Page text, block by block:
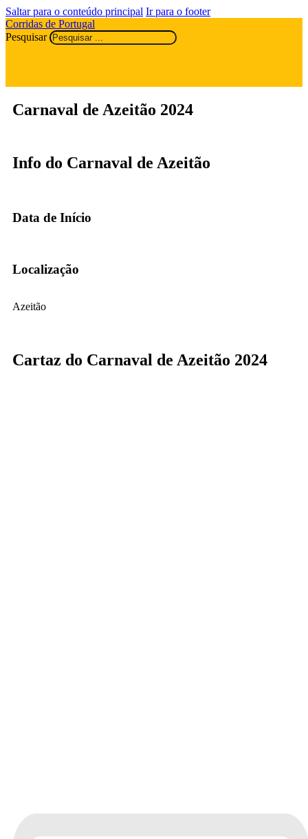
Saltar para o conteúdo principal Ir para o footer
Corridas de Portugal
Pesquisar
Carnaval de Azeitão 2024
Info do Carnaval de Azeitão
Data de Início
Localização
Azeitão
Cartaz do Carnaval de Azeitão 2024